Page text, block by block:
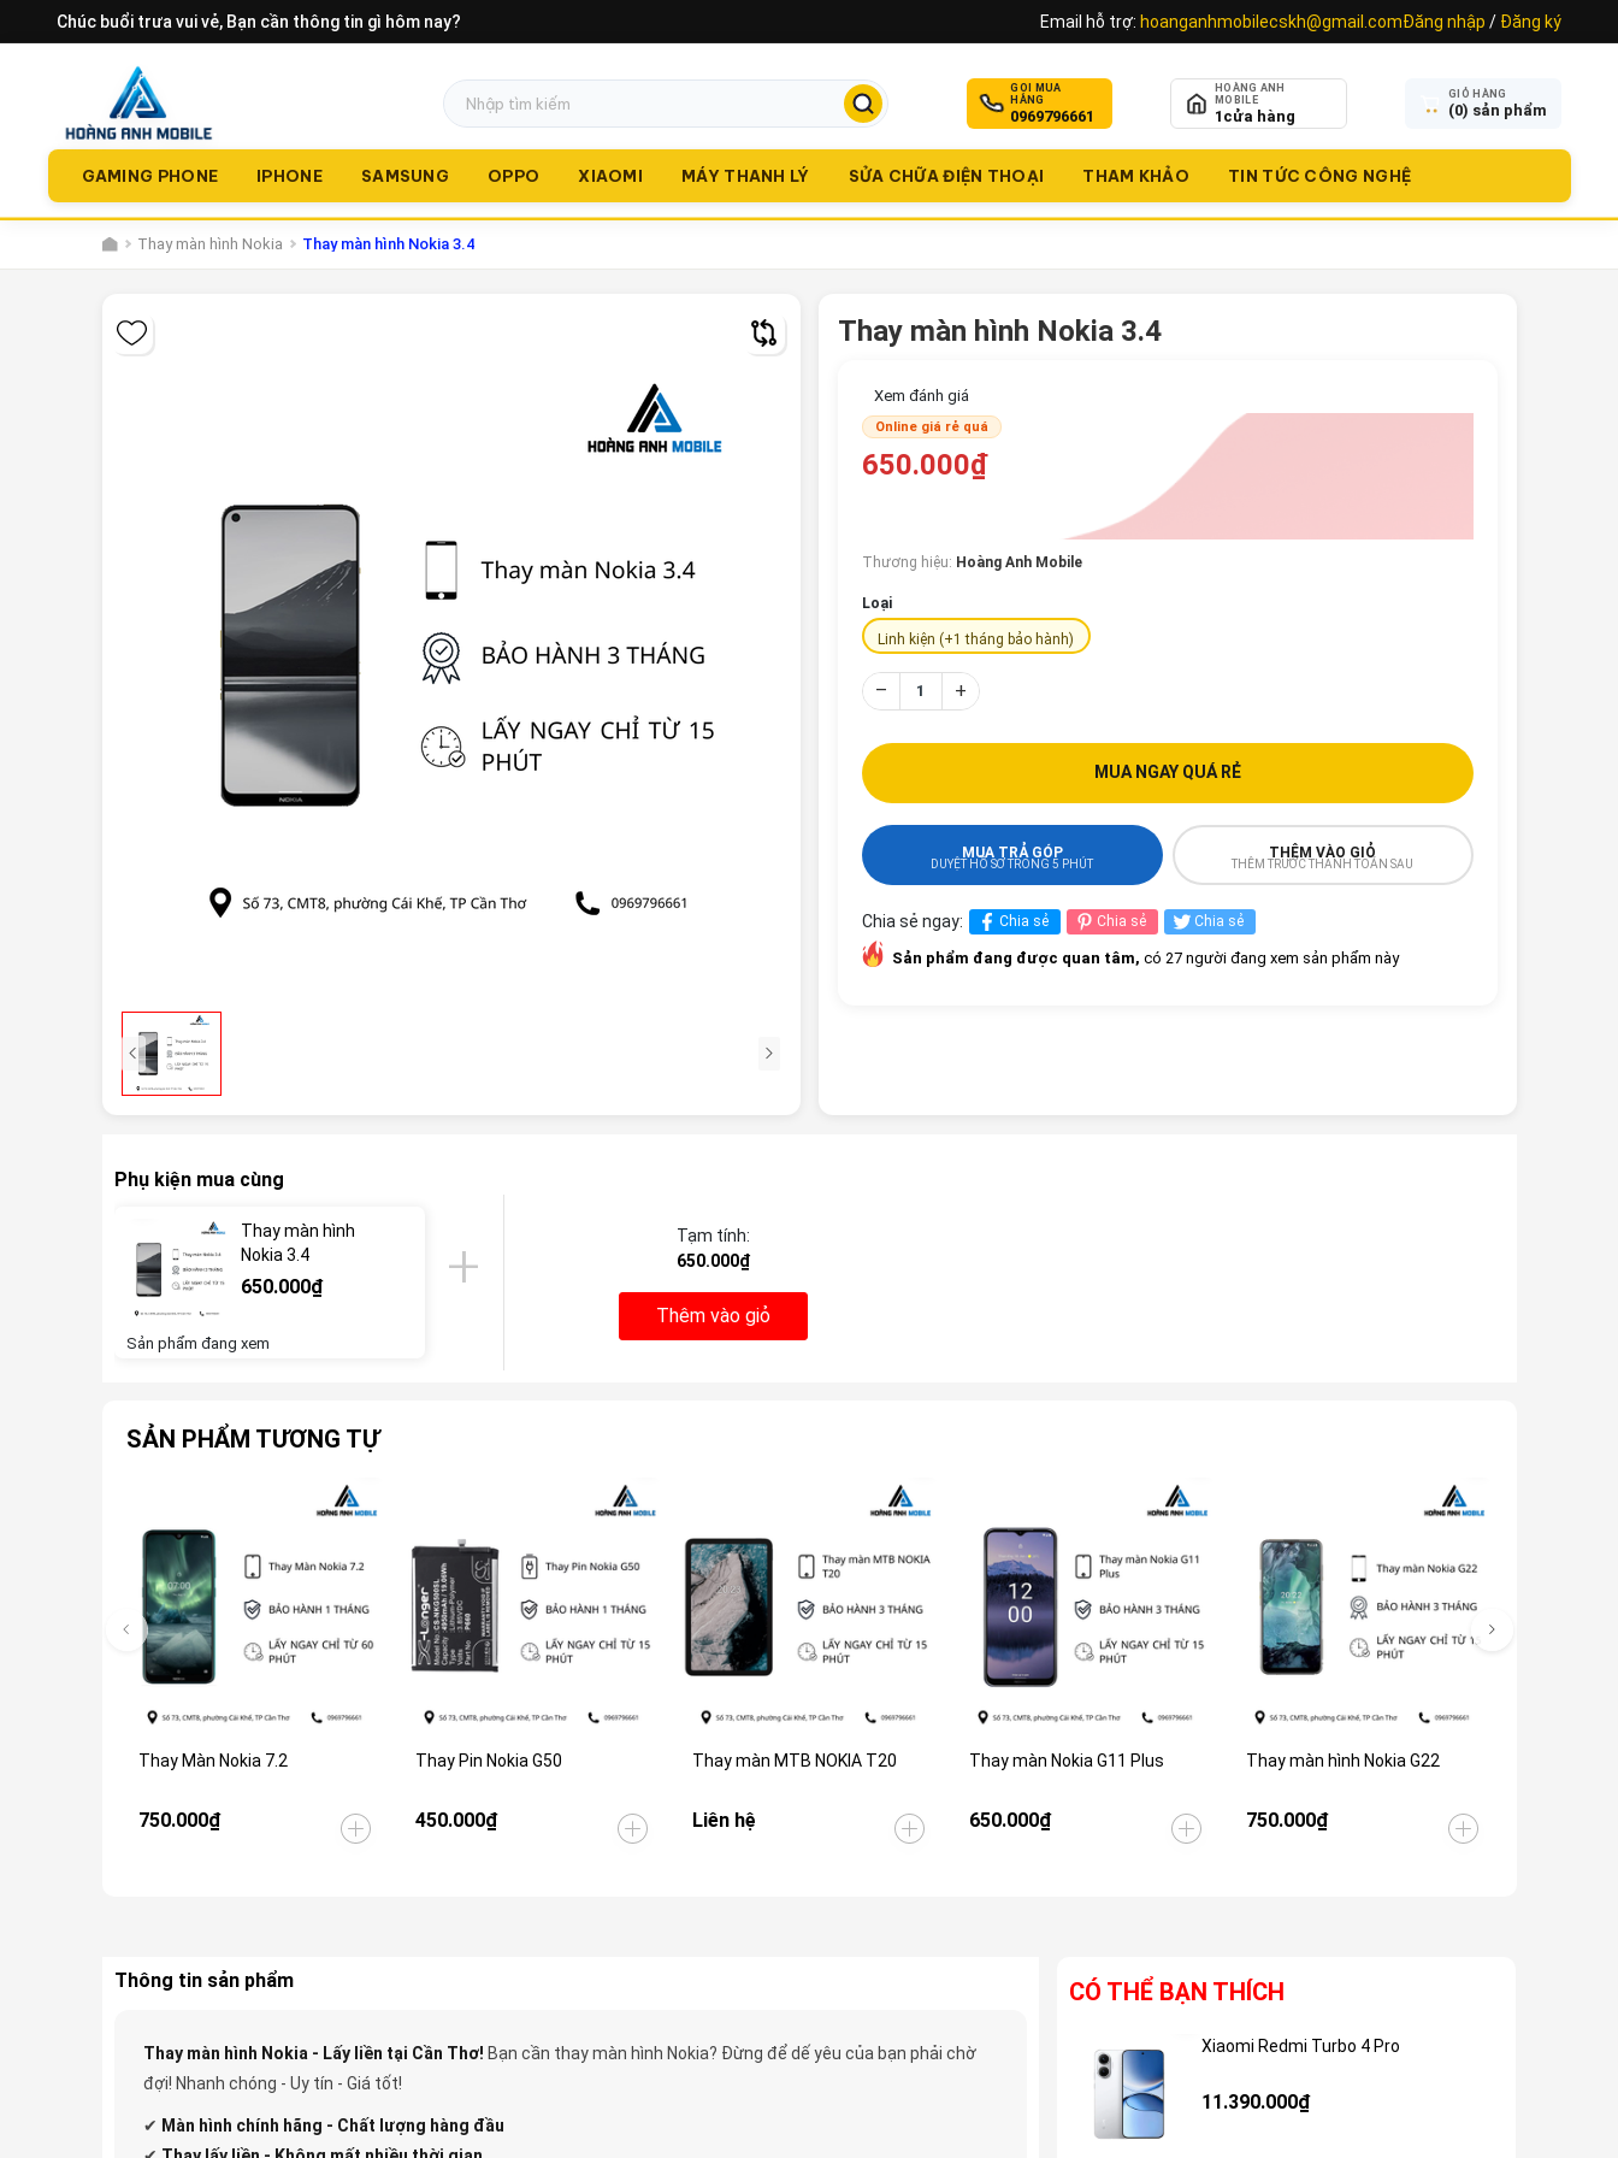
Chúc buổi trưa vui vẻ, Bạn cần thông tin gì hôm nay? Email hỗ trợ: hoanganhmobilecskh@gmail.comĐăng nhập / Đăng ký
GỌI MUA
HÀNG
0969796661
HOÀNG ANH
MOBILE
1 cửa hàng
GIỎ HÀNG
(0) sản phẩm
GAMING PHONE IPHONE SAMSUNG OPPO XIAOMI MÁY THANH LÝ SỬA CHỮA ĐIỆN THOẠI THAM KHẢO TIN TỨC CÔNG NGHỆ
Thay màn hình Nokia Thay màn hình Nokia 3.4
Thay màn hình Nokia 3.4
Xem đánh giá
Online giá rẻ quá
650.000₫
Thương hiệu: Hoàng Anh Mobile
Loại
Linh kiện (+1 tháng bảo hành)
– +
MUA NGAY QUÁ RẺ
MUA TRẢ GÓP
DUYỆT HỒ SƠ TRONG 5 PHÚT
THÊM VÀO GIỎ
THÊM TRƯỚC THANH TOÁN SAU
Chia sẻ ngay: Chia sẻ Chia sẻ Chia sẻ
Sản phẩm đang được quan tâm, có 27 người đang xem sản phẩm này
Phụ kiện mua cùng
Thay màn hình
Nokia 3.4
650.000₫
Sản phẩm đang xem
Tạm tính:
650.000₫
Thêm vào giỏ
SẢN PHẨM TƯƠNG TỰ
Thay Màn Nokia 7.2
750.000₫
Thay Pin Nokia G50
450.000₫
Thay màn MTB NOKIA T20
Liên hệ
Thay màn Nokia G11 Plus
650.000₫
Thay màn hình Nokia G22
750.000₫
Thông tin sản phẩm
Thay màn hình Nokia - Lấy liền tại Cần Thơ! Bạn cần thay màn hình Nokia? Đừng để dế yêu của bạn phải chờ
đợi! Nhanh chóng - Uy tín - Giá tốt!
✔ Màn hình chính hãng - Chất lượng hàng đầu
CÓ THỂ BẠN THÍCH
Xiaomi Redmi Turbo 4 Pro
11.390.000₫